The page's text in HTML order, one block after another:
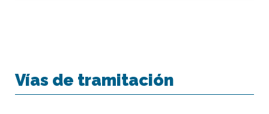
Vías de tramitación